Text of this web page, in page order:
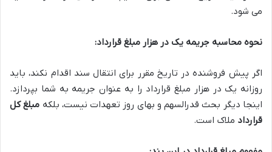
می شود.
نحوه محاسبه جریمه یک در هزار مبلغ قرارداد:
اگر پیش فروشنده در تاریخ مقرر برای انتقال سند اقدام نکند، باید
روزانه یک در هزار مبلغ قرارداد را به عنوان جریمه به شما بپردازد.
اینجا دیگر بحث قدرالسهم و بهای روز تعهدات نیست، بلکه مبلغ کل
قرارداد ملاک است.